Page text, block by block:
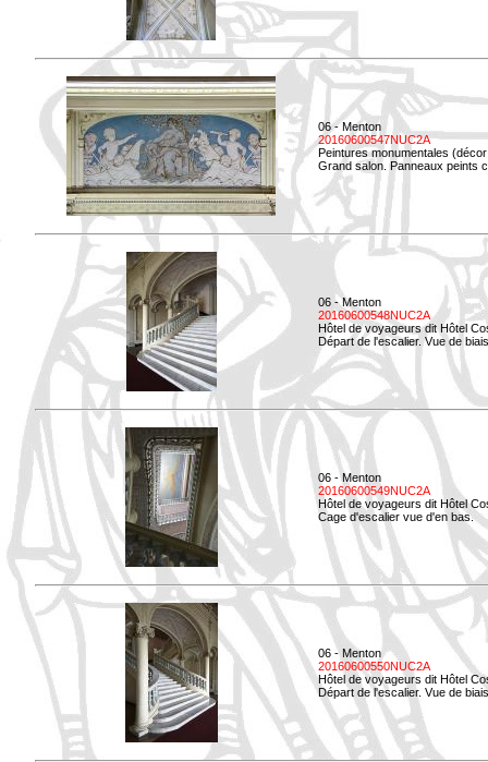
06 - Menton
20160600547NUC2A
Peintures monumentales
Grand salon. Panneaux peints
06 - Menton
20160600548NUC2A
Hôtel de voyageurs dit Hôtel
Départ de l'escalier. Vue de
06 - Menton
20160600549NUC2A
Hôtel de voyageurs dit Hôtel
Cage d'escalier vue d'en bas.
06 - Menton
20160600550NUC2A
Hôtel de voyageurs dit Hôtel
Départ de l'escalier. Vue de